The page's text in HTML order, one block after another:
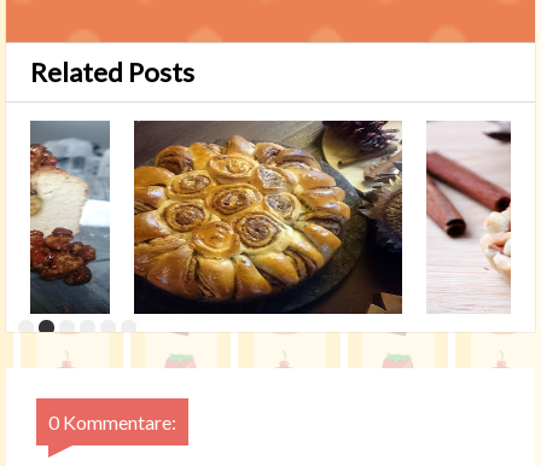
Related Posts
0 Kommentare: